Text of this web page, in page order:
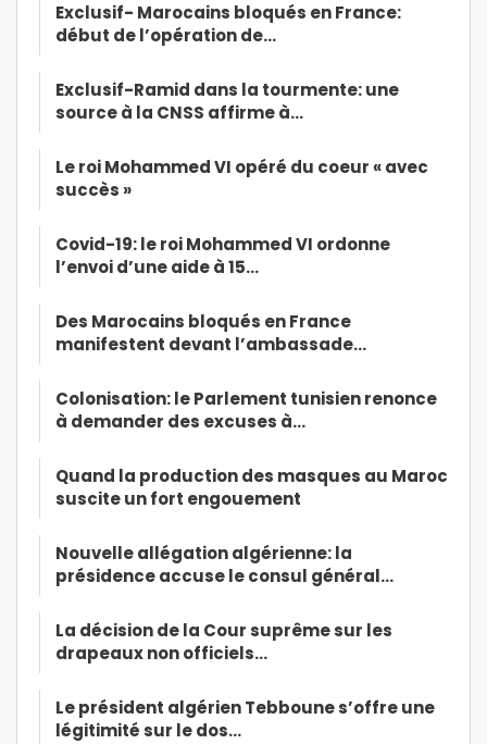
Exclusif- Marocains bloqués en France:
début de l’opération de…
Exclusif-Ramid dans la tourmente: une
source à la CNSS affirme à…
Le roi Mohammed VI opéré du coeur « avec
succès »
Covid-19: le roi Mohammed VI ordonne
l’envoi d’une aide à 15…
Des Marocains bloqués en France
manifestent devant l’ambassade…
Colonisation: le Parlement tunisien renonce
à demander des excuses à…
Quand la production des masques au Maroc
suscite un fort engouement
Nouvelle allégation algérienne: la
présidence accuse le consul général…
La décision de la Cour suprême sur les
drapeaux non officiels…
Le président algérien Tebboune s’offre une
légitimité sur le dos…